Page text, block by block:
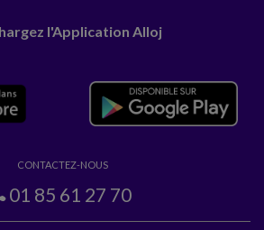
l'Application Alloj
CONTACTEZ-NOUS
01 85 61 27 70